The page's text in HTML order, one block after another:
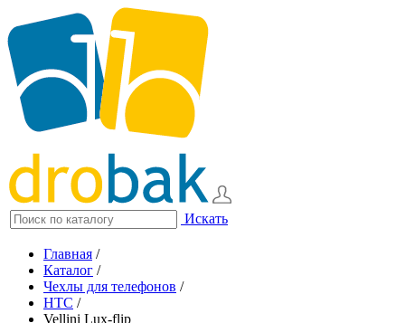
Искать
Главная /
Каталог /
Чехлы для телефонов /
HTC /
Vellini Lux-flip